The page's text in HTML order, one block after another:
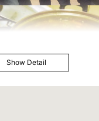
Show Detail